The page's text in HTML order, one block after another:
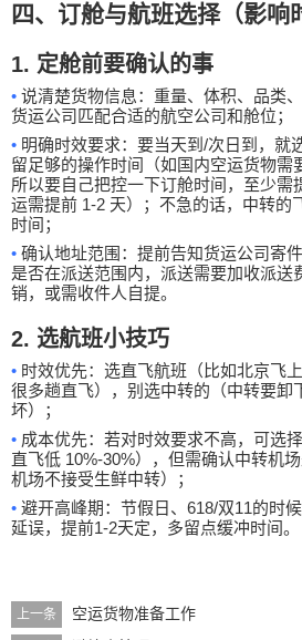
四、 订舱与航班选择（影响
1. 定舱前要确认的事
• 说清楚货物信息：重量、体积、品类
货运公司匹配合适的航空公司和舱位；
• 明确时效要求：要当天到 /次日到，就
留足够的操作时间（如国内空运货物需
所以要自己把控一下订舱时间，至少需
运需提前 1-2 天）；不急的话，中转的
时间；
• 确认地址范围：提前告知货运公司寄
是否在派送范围 内， 派送需要加收派送
销， 或需收件人自提。
2. 选航班小技巧
• 时效优先：选直飞航班（比如北京飞
很多趟直飞），别选中转的（中转要卸
坏）；
• 成本优先：若对时效要求不高，可选
直飞低 10%-30%），但需确认中转机
机场不接受生鲜中转）；
• 避开高峰期：节假日、 618/双11的时
延误，提前1-2天定，多留点缓冲时间。
上一条 空运货物准备工作